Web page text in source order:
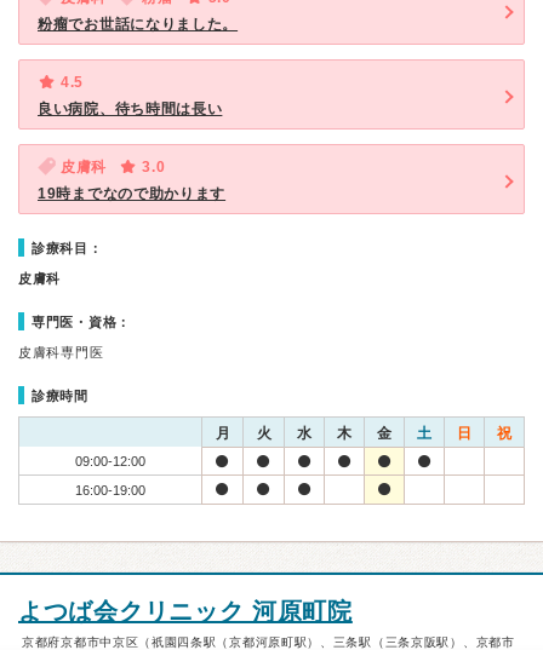
粉瘤でお世話になりました。
4.5
良い病院、待ち時間は長い
皮膚科
3.0
19時までなので助かります
診療科目：
皮膚科
専門医・資格：
皮膚科専門医
診療時間
月 火 水 木 金 土 日 祝
09:00-12:00
16:00-19:00
よつば会クリニック 河原町院
京都府京都市中京区（祇園四条駅（京都河原町駅）、三条駅（三条京阪駅）、京都市